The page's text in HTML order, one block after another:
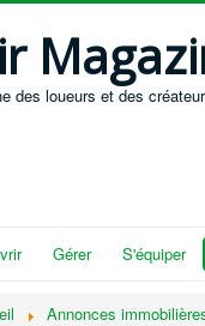
des loueurs et des
Gérer S'équiper
Annonces